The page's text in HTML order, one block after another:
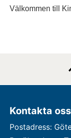
Välkommen till
Kontakta oss
Postadress: